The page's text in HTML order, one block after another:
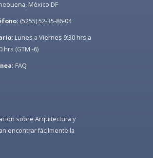
México DF
(5255) 52-35-86-04
Lunes a Viernes 9:30 hrs a
hrs (GTM -6)
FAQ
sobre Arquitectura y
encontrar fácilmente la